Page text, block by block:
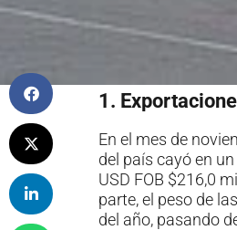
1.
En el mes de
del país cayó en
USD FOB $216,0
parte, el peso de
del año, pasando